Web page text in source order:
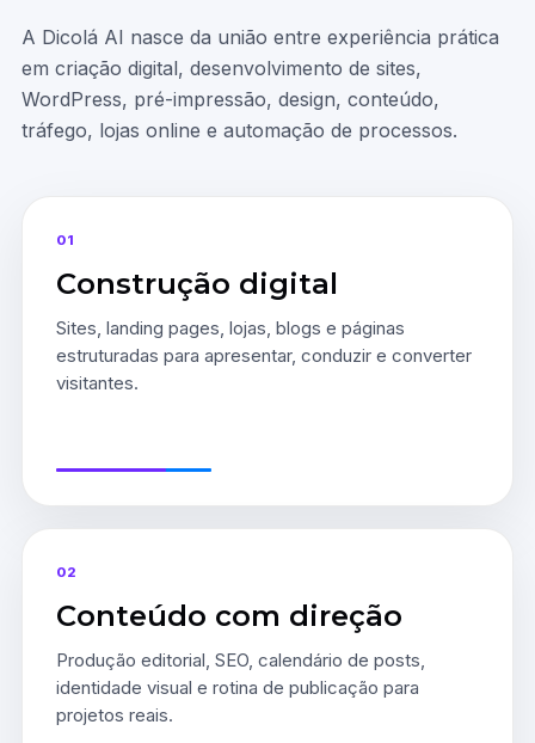
A Dicolá AI nasce da união entre experiência prática
em criação digital, desenvolvimento de sites,
WordPress, pré-impressão, design, conteúdo,
tráfego, lojas online e automação de processos.
01
Construção digital
Sites, landing pages, lojas, blogs e páginas
estruturadas para apresentar, conduzir e converter
visitantes.
02
Conteúdo com direção
Produção editorial, SEO, calendário de posts,
identidade visual e rotina de publicação para
projetos reais.